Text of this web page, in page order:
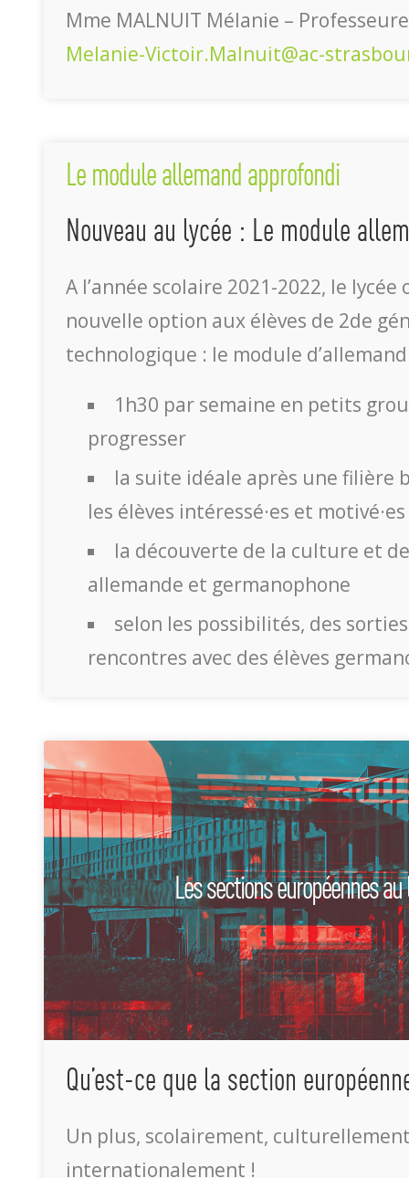
Mme MALNUIT Mélanie –
Melanie-Victoir.Malnuit@ac-
Le module allemand approfondi
Nouveau au lycée : Le module
A l’année scolaire 2021-2022, le lycée
nouvelle option aux élèves de 2de
technologique : le module
1h30 par semaine en petits
progresser
la suite idéale après une filière
les élèves intéressé·es et motivé·es
la découverte de la culture et
allemande et germanophone
selon les possibilités, des
rencontres avec des élèves
Les sections européennes au
Qu’est-ce que la section
Un plus, scolairement,
internationalement !